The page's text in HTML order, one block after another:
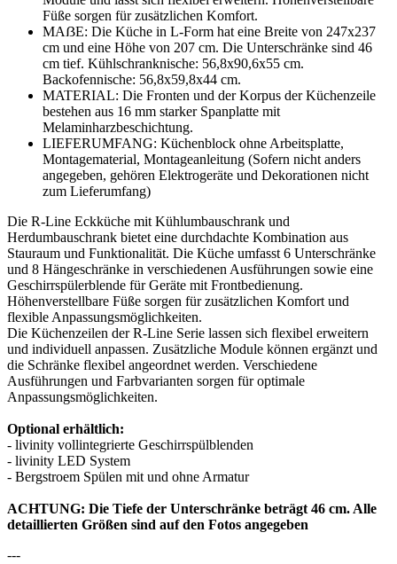
Füße sorgen für zusätzlichen Komfort.
MAẞE: Die Küche in L-Form hat eine Breite von 247x237
cm und eine Höhe von 207 cm. Die Unterschränke sind 46
cm tief. Kühlschranknische: 56,8x90,6x55 cm.
Backofennische: 56,8x59,8x44 cm.
MATERIAL: Die Fronten und der Korpus der Küchenzeile
bestehen aus 16 mm starker Spanplatte mit
Melaminharzbeschichtung.
LIEFERUMFANG: Küchenblock ohne Arbeitsplatte,
Montagematerial, Montageanleitung (Sofern nicht anders
angegeben, gehören Elektrogeräte und Dekorationen nicht
zum Lieferumfang)
Die R-Line Eckküche mit Kühlumbauschrank und
Herdumbauschrank bietet eine durchdachte Kombination aus
Stauraum und Funktionalität. Die Küche umfasst 6 Unterschränke
und 8 Hängeschränke in verschiedenen Ausführungen sowie eine
Geschirrspülerblende für Geräte mit Frontbedienung.
Höhenverstellbare Füße sorgen für zusätzlichen Komfort und
flexible Anpassungsmöglichkeiten.
Die Küchenzeilen der R-Line Serie lassen sich flexibel erweitern
und individuell anpassen. Zusätzliche Module können ergänzt und
die Schränke flexibel angeordnet werden. Verschiedene
Ausführungen und Farbvarianten sorgen für optimale
Anpassungsmöglichkeiten.
Optional erhältlich:
- livinity vollintegrierte Geschirrspülblenden
- livinity LED System
- Bergstroem Spülen mit und ohne Armatur
ACHTUNG: Die Tiefe der Unterschränke beträgt 46 cm. Alle
detaillierten Größen sind auf den Fotos angegeben
---